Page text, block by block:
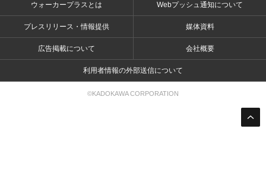
ウォーカープラスとは Webプッシュ通知について
プレスリリース・情報提供 媒体資料
広告掲載について 会社概要
利用者情報の外部送信について
©KADOKAWA CORPORATION